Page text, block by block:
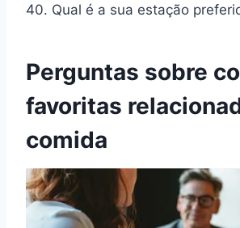
40. Qual é a sua estação
Perguntas sobre
favoritas
comida